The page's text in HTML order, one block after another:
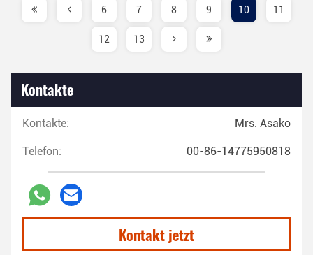
6 7 8 9 10 11
12 13
Kontakte
Kontakte: Mrs. Asako
Telefon: 00-86-14775950818
Kontakt jetzt